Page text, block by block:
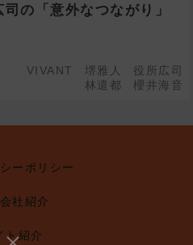
の「意外なつながり」
VIVANT 堺雅人
役所広司
林遣都
櫻井海音
ーポリシー
社紹介
ト紹介